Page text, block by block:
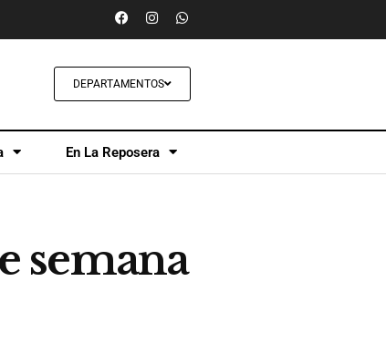
DEPARTAMENTOS
En La Reposera
semana